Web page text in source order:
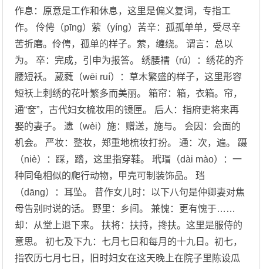
作息：原意是工作和休息，这里是偏义复词，专指工
作。 伶俜（pīng）萦（yíng）苦辛：孤孤单单，受尽辛
苦折磨。伶俜，孤单的样子。萦，缠绕。 谓言：总以
为。 卒：完成，引申为报答。 绣腰襦（rú）：绣花的齐
腰短袄。 葳蕤（wēi ruí）：草木繁盛的样子，这里形容
短袄上刺绣的花叶繁多而美丽。 箱帘：箱，衣箱。帘，
通“奁”，古代妇女梳妆用的镜匣。 后人：指府吏将来再
娶的妻子。 遗（wèi）施：赠送，施与。 会因：会面的
机会。 严妆：整妆，郑重地梳妆打扮。 通：次，遍。 蹑
（niè）：踩，踏，这里指穿鞋。 玳瑁（dài mào）：一
种同龟相似的爬行动物，甲壳可制装饰品。 珰
（dāng）：耳坠。 昔作女儿时：以下八句是仲卿妻对焦
母告别时说的话。 野里：乡间。 兼愧：更有愧于……
却：从堂上退下来。 扶将：扶持，搀扶。这里是服侍的
意思。 初七及下九：七月七日和每月的十九日。初七，
指农历七月七日，旧时妇女在这天晚上在院子里陈设瓜